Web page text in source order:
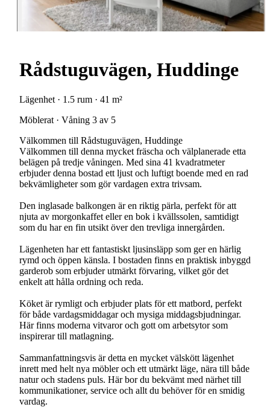
Rådstuguvägen, Huddinge
Lägenhet · 1.5 rum · 41 m²
Möblerat · Våning 3 av 5
Välkommen till Rådstuguvägen, Huddinge
Välkommen till denna mycket fräscha och välplanerade etta
belägen på tredje våningen. Med sina 41 kvadratmeter
erbjuder denna bostad ett ljust och luftigt boende med en rad
bekvämligheter som gör vardagen extra trivsam.
Den inglasade balkongen är en riktig pärla, perfekt för att
njuta av morgonkaffet eller en bok i kvällssolen, samtidigt
som du har en fin utsikt över den trevliga innergården.
Lägenheten har ett fantastiskt ljusinsläpp som ger en härlig
rymd och öppen känsla. I bostaden finns en praktisk inbyggd
garderob som erbjuder utmärkt förvaring, vilket gör det
enkelt att hålla ordning och reda.
Köket är rymligt och erbjuder plats för ett matbord, perfekt
för både vardagsmiddagar och mysiga middagsbjudningar.
Här finns moderna vitvaror och gott om arbetsytor som
inspirerar till matlagning.
Sammanfattningsvis är detta en mycket välskött lägenhet
inrett med helt nya möbler och ett utmärkt läge, nära till både
natur och stadens puls. Här bor du bekvämt med närhet till
kommunikationer, service och allt du behöver för en smidig
vardag.